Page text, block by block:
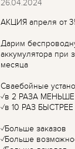
26.04.2024
АКЦИЯ апреля от
Дарим
аккумулятора при
месяца
Сваебойные
✓в 2 РАЗА МЕНЬШЕ
✓в 10 РАЗ БЫСТРЕЕ
✓Больше заказов
✓Больше